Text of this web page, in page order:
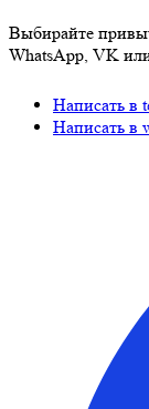
Выбирайте
WhatsApp, VK
Написать в
Написать в